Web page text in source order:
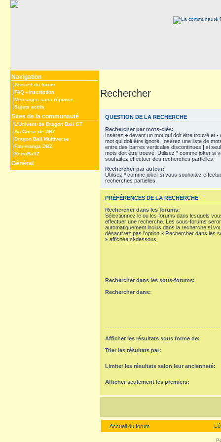
Navigation
Accueil du forum
FAQ - Inscription
Messages sans réponse
Sujets actifs
Sites de la communauté
L’Univers de Dragon Ball GT
Au Coeur de DBZ
Dragon Ball Multiverse
Fan-manga DBZ
RetroBallZ
Général
Rechercher
QUESTION DE LA RECHERCHE
Rechercher par mots-clés:
Insérez + devant un mot qui doit être trouvé et -
mot qui doit être ignoré. Insérez une liste de
entre des barres verticales discontinues | si
mots doit être trouvé. Utilisez * comme joker si
souhaitez effectuer des recherches partielles.
Rechercher par auteur:
Utilisez * comme joker si vous souhaitez
recherches partielles.
PRÉFÉRENCES DE LA RECHERCHE
Rechercher dans les forums:
Sélectionnez le ou les forums dans lesquels
effectuer une recherche. Les sous-forums
automatiquement inclus dans la recherche si
désactivez pas l’option « Rechercher dans les
» affichée ci-dessous.
Rechercher dans les sous-forums:
Rechercher dans:
Afficher les résultats sous forme de:
Trier les résultats par:
Limiter les résultats selon leur ancienneté:
Afficher seulement les premiers:
Accueil du forum